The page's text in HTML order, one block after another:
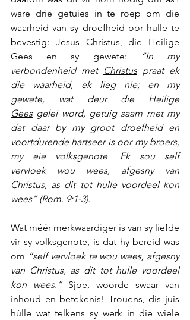
ware drie getuies in te roep om die
waarheid van sy droefheid oor hulle te
bevestig: Jesus Christus, die Heilige
Gees en sy gewete:
“In my
verbondenheid met Christus praat ek
die waarheid, ek lieg nie; en my
gewete, wat deur die Heilige
Gees gelei word, getuig saam met my
dat daar by my groot droefheid en
voortdurende hartseer is oor my broers,
my eie volksgenote. Ek sou self
vervloek wou wees, afgesny van
Christus, as dit tot hulle voordeel kon
wees” (Rom. 9:1-3).
Wat méér merkwaardiger is van sy liefde
vir sy volksgenote, is dat hy bereid was
om “self vervloek te wou wees, afgesny
van Christus, as dit tot hulle voordeel
kon wees.”
Sjoe, woorde swaar van
inhoud en betekenis! Trouens, dis juis
húlle wat telkens sy werk in die wiele